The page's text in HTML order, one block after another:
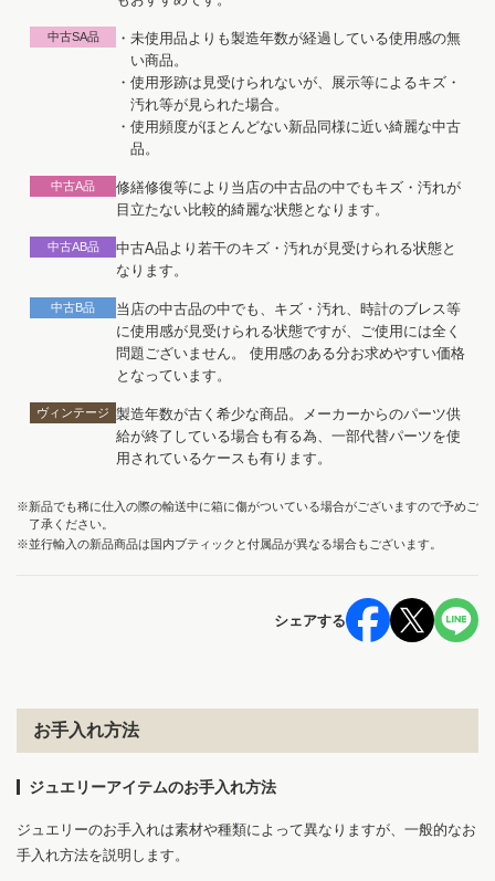
中古SA品
・未使用品よりも製造年数が経過している使用感の無
い商品。
・使用形跡は見受けられないが、展示等によるキズ・
汚れ等が見られた場合。
・使用頻度がほとんどない新品同様に近い綺麗な中古
品。
中古A品
修繕修復等により当店の中古品の中でもキズ・汚れが
目立たない比較的綺麗な状態となります。
中古AB品
中古A品より若干のキズ・汚れが見受けられる状態と
なります。
中古B品
当店の中古品の中でも、キズ・汚れ、時計のブレス等
に使用感が見受けられる状態ですが、ご使用には全く
問題ございません。 使用感のある分お求めやすい価格
となっています。
ヴィンテージ 製造年数が古く希少な商品。メーカーからのパーツ供
給が終了している場合も有る為、一部代替パーツを使
用されているケースも有ります。
※新品でも稀に仕入の際の輸送中に箱に傷がついている場合がございますので予めご
了承ください。
※並行輸入の新品商品は国内ブティックと付属品が異なる場合もございます。
シェアする
お手入れ方法
ジュエリーアイテムのお手入れ方法
ジュエリーのお手入れは素材や種類によって異なりますが、一般的なお
手入れ方法を説明します。